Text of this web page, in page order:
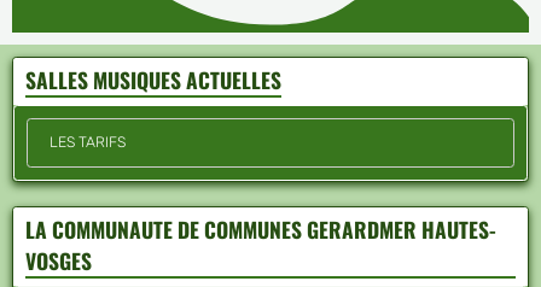
SALLES MUSIQUES ACTUELLES
LES TARIFS
LA COMMUNAUTE DE COMMUNES GERARDMER HAUTES-
VOSGES